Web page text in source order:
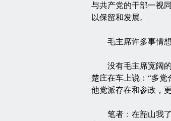
与共产党的干部一视
以保留和发展。
毛主席许多事情想
没有毛主席宽阔的
楚庄在车上说﹕“多
他党派存在和参政，
笔者﹕在韶山我了